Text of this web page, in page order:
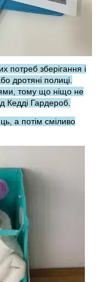
потреб зберігання і
дротяні полиці.
тому що ніщо не
Кедді Гардероб.
а потім сміливо